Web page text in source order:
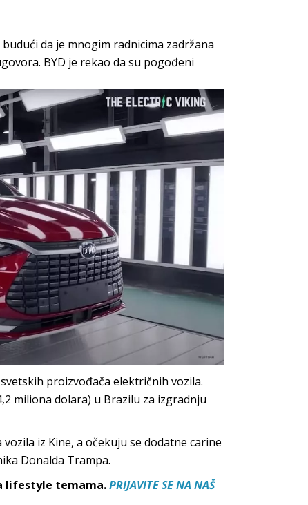
da je mnogim radnicima zadržana
BYD je rekao da su pogođeni
proizvođača električnih vozila.
miliona dolara) u Brazilu za izgradnju
iz Kine, a očekuju se dodatne carine
Donalda Trampa.
lifestyle temama.PRIJAVITE SE NA NAŠ